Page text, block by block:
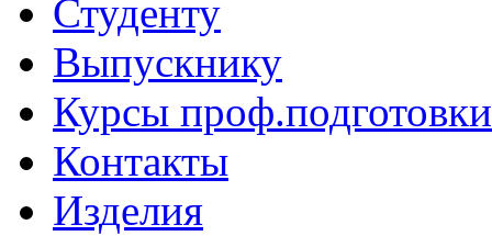
Студенту
Выпускнику
Курсы проф.подготовки
Контакты
Изделия